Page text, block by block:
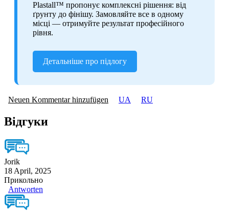
Plastall™ пропонує комплексні рішення: від
ґрунту до фінішу. Замовляйте все в одному
місці — отримуйте результат професійного
рівня.
Детальніше про підлогу
Neuen Kommentar hinzufügen UA RU
Відгуки
Jorik
18 April, 2025
Прикольно
Antworten